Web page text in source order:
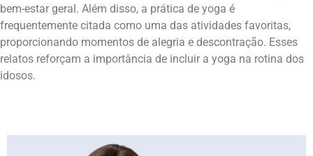
bem-estar geral. Além disso, a prática de yoga é
frequentemente citada como uma das atividades favoritas,
proporcionando momentos de alegria e descontração. Esses
relatos reforçam a importância de incluir a yoga na rotina dos
idosos.